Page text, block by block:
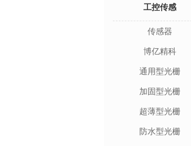
工控传感
传感器
博亿精科
通用型光栅
加固型光栅
超薄型光栅
防水型光栅